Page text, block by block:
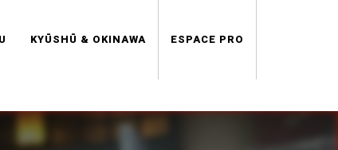
KYŪSHŪ & OKINAWA ESPACE PRO